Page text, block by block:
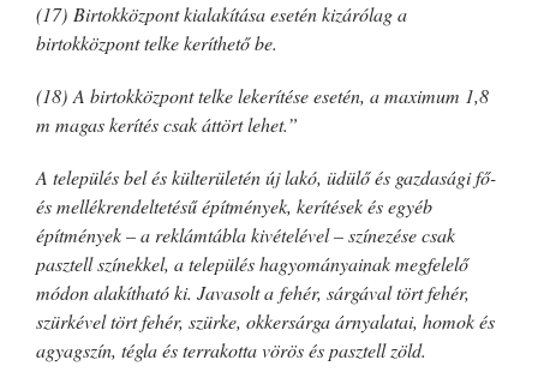
(17) Birtokközpont kialakítása esetén kizárólag a
birtokközpont telke keríthető be.
(18) A birtokközpont telke lekerítése esetén, a maximum 1,8
m magas kerítés csak áttört lehet.”
A település bel és külterületén új lakó, üdülő és gazdasági fő-
és mellékrendeltetésű építmények, kerítések és egyéb
építmények – a reklámtábla kivételével – színezése csak
pasztell színekkel, a település hagyományainak megfelelő
módon alakítható ki. Javasolt a fehér, sárgával tört fehér,
szürkével tört fehér, szürke, okkersárga árnyalatai, homok és
agyagszín, tégla és terrakotta vörös és pasztell zöld.